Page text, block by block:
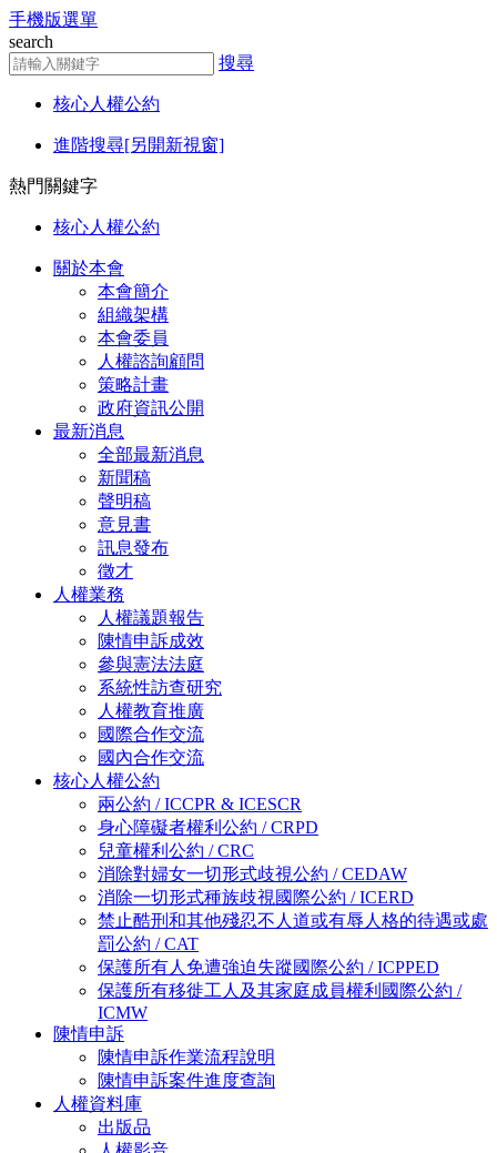
前往主要內容區塊
手機版選單
search
搜尋
核心人權公約
進階搜尋[另開新視窗]
熱門關鍵字
核心人權公約
關於本會
本會簡介
組織架構
本會委員
人權諮詢顧問
策略計畫
政府資訊公開
最新消息
全部最新消息
新聞稿
聲明稿
意見書
訊息發布
徵才
人權業務
人權議題報告
陳情申訴成效
參與憲法法庭
系統性訪查研究
人權教育推廣
國際合作交流
國內合作交流
核心人權公約
兩公約 / ICCPR & ICESCR
身心障礙者權利公約 / CRPD
兒童權利公約 / CRC
消除對婦女一切形式歧視公約 / CEDAW
消除一切形式種族歧視國際公約 / ICERD
禁止酷刑和其他殘忍不人道或有辱人格的待遇或處
罰公約 / CAT
保護所有人免遭強迫失蹤國際公約 / ICPPED
保護所有移徙工人及其家庭成員權利國際公約 /
ICMW
陳情申訴
陳情申訴作業流程說明
陳情申訴案件進度查詢
人權資料庫
出版品